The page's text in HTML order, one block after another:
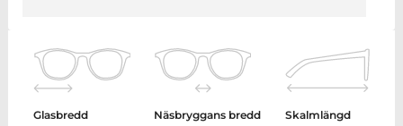
Glasbredd
Näsbryggans bredd
Skalmlängd